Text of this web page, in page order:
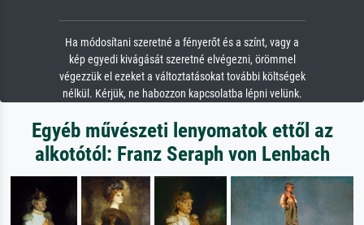
Ha módosítani szeretné a fényerőt és a színt, vagy a
kép egyedi kivágását szeretné elvégezni, örömmel
végezzük el ezeket a változtatásokat további költségek
nélkül. Kérjük, ne habozzon kapcsolatba lépni velünk.
Egyéb művészeti lenyomatok ettől az
alkotótól: Franz Seraph von Lenbach